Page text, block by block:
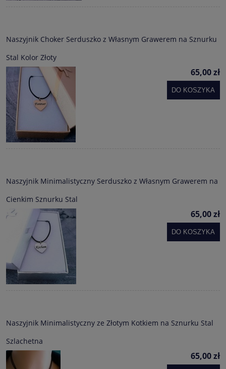
Naszyjnik Choker Serduszko z Własnym Grawerem na Sznurku
Stal Kolor Złoty
65,00 zł
DO KOSZYKA
Naszyjnik Minimalistyczny Serduszko z Własnym Grawerem na
Cienkim Sznurku Stal
65,00 zł
DO KOSZYKA
Naszyjnik Minimalistyczny ze Złotym Kotkiem na Sznurku Stal
Szlachetna
65,00 zł